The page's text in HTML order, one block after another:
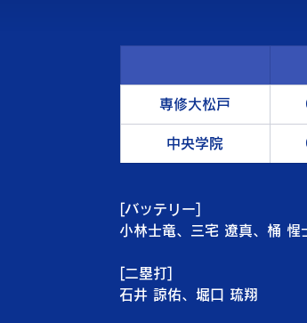
専修大松戸
中央学院
[バッテリー]
小林士竜、三宅 遼真、 桶 惺
[二塁打]
石井 諒佑、堀口 琉翔